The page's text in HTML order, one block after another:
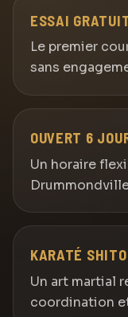
ESSAI
Le premier
sans
OUVERT 6
Un horaire
KARATÉ
Un art martial
coordination